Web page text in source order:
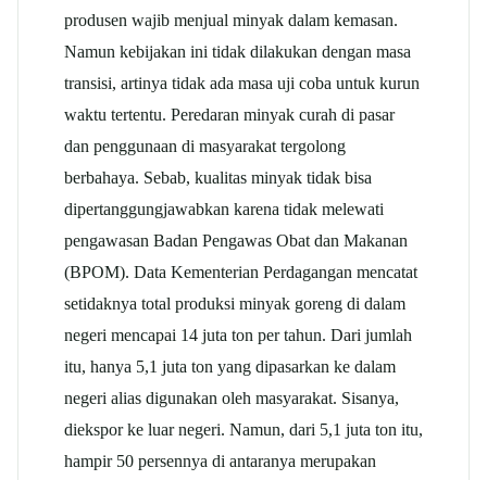
produsen wajib menjual minyak dalam kemasan.
Namun kebijakan ini tidak dilakukan dengan masa
transisi, artinya tidak ada masa uji coba untuk kurun
waktu tertentu. Peredaran minyak curah di pasar
dan penggunaan di masyarakat tergolong
berbahaya. Sebab, kualitas minyak tidak bisa
dipertanggungjawabkan karena tidak melewati
pengawasan Badan Pengawas Obat dan Makanan
(BPOM). Data Kementerian Perdagangan mencatat
setidaknya total produksi minyak goreng di dalam
negeri mencapai 14 juta ton per tahun. Dari jumlah
itu, hanya 5,1 juta ton yang dipasarkan ke dalam
negeri alias digunakan oleh masyarakat. Sisanya,
diekspor ke luar negeri. Namun, dari 5,1 juta ton itu,
hampir 50 persennya di antaranya merupakan